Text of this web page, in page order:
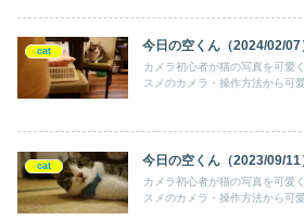
cat 今日の空くん（2024/02/07
カメラ初心者が猫の写真を可愛
スメのカメラ・操作方法から可
cat 今日の空くん（2023/09/11
カメラ初心者が猫の写真を可愛
スメのカメラ・操作方法から可